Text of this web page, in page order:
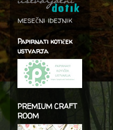
mesečni idejnik
Papirnati kotiček
ustvarja
PREMIUM CRAFT
ROOM